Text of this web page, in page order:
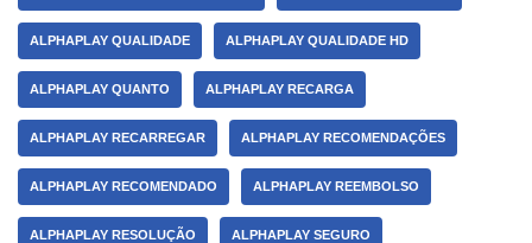
ALPHAPLAY QUALIDADE ALPHAPLAY QUALIDADE HD
ALPHAPLAY QUANTO ALPHAPLAY RECARGA
ALPHAPLAY RECARREGAR ALPHAPLAY RECOMENDAÇÕES
ALPHAPLAY RECOMENDADO ALPHAPLAY REEMBOLSO
ALPHAPLAY RESOLUÇÃO ALPHAPLAY SEGURO